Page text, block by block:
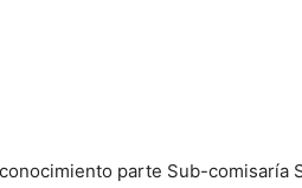
parte Sub-comisaría